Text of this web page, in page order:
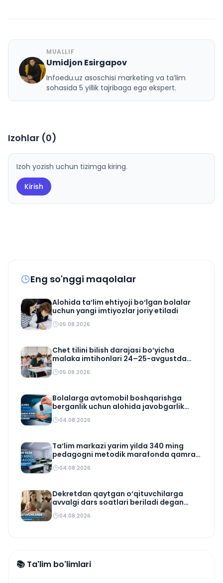
U
MUALLIF
Umidjon Esirgapov
Infoedu.uz asoschisi marketing va ta’lim
sohasida 5 yillik tajribaga ega ekspert.
Izohlar (0)
Izoh yozish uchun tizimga kiring.
Kirish
Eng so'nggi maqolalar
Alohida ta‘lim ehtiyoji bo‘lgan bolalar
uchun yangi imtiyozlar joriy etiladi
05.08.2026
Chet tilini bilish darajasi bo‘yicha
malaka imtihonlari 24–25-avgustda
o‘tkaziladi
05.08.2026
Bolalarga avtomobil boshqarishga
berganlik uchun alohida javobgarlik
belgilanmoqda
04.08.2026
Ta‘lim markazi yarim yilda 340 ming
pedagogni metodik marafonda qamrab
oldi04.08.2026
Dekretdan qaytgan o‘qituvchilarga
avvalgi dars soatlari beriladi degan
qoida yo‘q
04.08.2026
📚 Ta'lim bo'limlari